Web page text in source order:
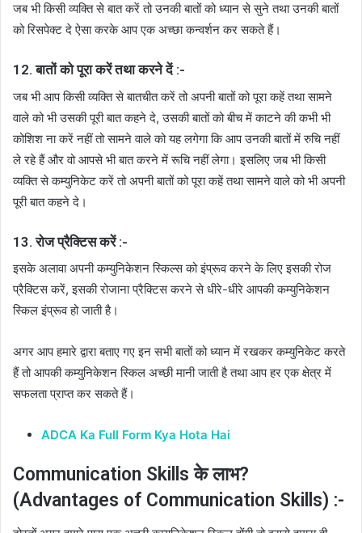
जब भी किसी व्यक्ति से बात करें तो उनकी बातों को ध्यान से सुने तथा उनकी बातों
को रिसपेक्ट दे ऐसा करके आप एक अच्छा कन्वर्शन कर सकते हैं।
12. बातों को पूरा करें तथा करने दें :-
जब भी आप किसी व्यक्ति से बातचीत करें तो अपनी बातों को पूरा कहें तथा सामने
वाले को भी उसकी पूरी बात कहने दे, उसकी बातों को बीच में काटने की कभी भी
कोशिश ना करें नहीं तो सामने वाले को यह लगेगा कि आप उनकी बातों में रुचि नहीं
ले रहे हैं और वो आपसे भी बात करने में रूचि नहीं लेगा। इसलिए जब भी किसी
व्यक्ति से कम्युनिकेट करें तो अपनी बातों को पूरा कहें तथा सामने वाले को भी अपनी
पूरी बात कहने दे।
13. रोज प्रैक्टिस करें :-
इसके अलावा अपनी कम्युनिकेशन स्किल्स को इंप्रूव करने के लिए इसकी रोज
प्रैक्टिस करें, इसकी रोजाना प्रैक्टिस करने से धीरे-धीरे आपकी कम्युनिकेशन
स्किल इंप्रूव हो जाती है।
अगर आप हमारे द्वारा बताए गए इन सभी बातों को ध्यान में रखकर कम्युनिकेट करते
हैं तो आपकी कम्युनिकेशन स्किल अच्छी मानी जाती है तथा आप हर एक क्षेत्र में
सफलता प्राप्त कर सकते हैं।
ADCA Ka Full Form Kya Hota Hai
Communication Skills के लाभ?
(Advantages of Communication Skills) :-